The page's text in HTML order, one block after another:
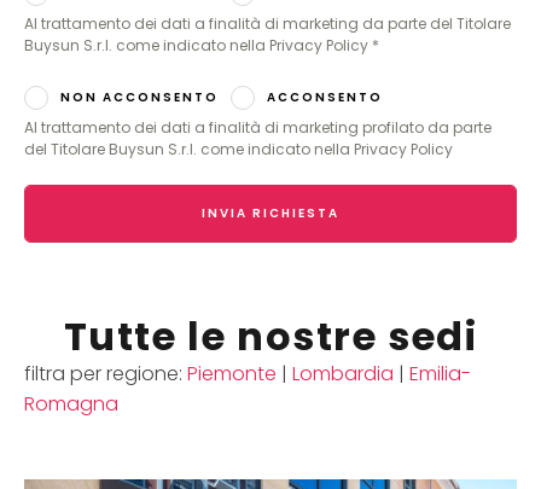
Al trattamento dei dati a finalità di marketing da parte del Titolare
Buysun S.r.l. come indicato nella Privacy Policy *
NON ACCONSENTO ACCONSENTO
Al trattamento dei dati a finalità di marketing profilato da parte
del Titolare Buysun S.r.l. come indicato nella Privacy Policy
INVIA RICHIESTA
Tutte le nostre sedi
filtra per regione: Piemonte | Lombardia | Emilia-
Romagna